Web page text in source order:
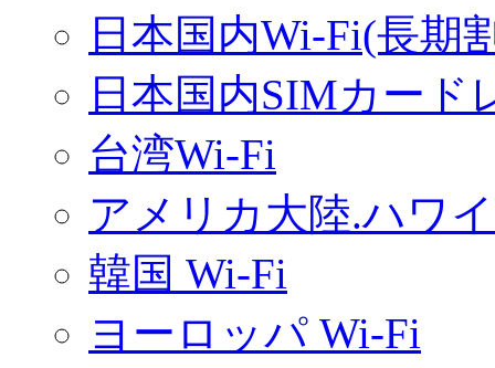
日本国内Wi-Fi(長期
日本国内SIMカード
台湾Wi-Fi
アメリカ大陸.ハワ
韓国 Wi-Fi
ヨーロッパ Wi-Fi